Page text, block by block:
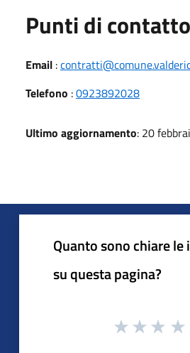
Punti di contatto
Email :
Telefono :0923892028
Ultimo aggiornamento: 20
Quanto sono chiare
su questa pagina?